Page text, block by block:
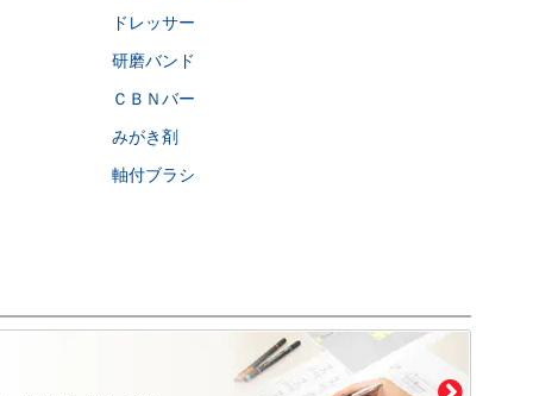
ドレッサー
研磨バンド
ＣＢＮバー
みがき剤
軸付ブラシ